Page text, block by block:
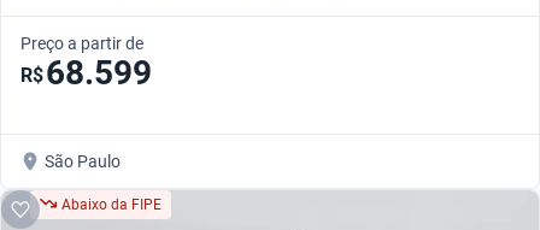
Preço a partir de
R$68.599
São Paulo
Abaixo da FIPE